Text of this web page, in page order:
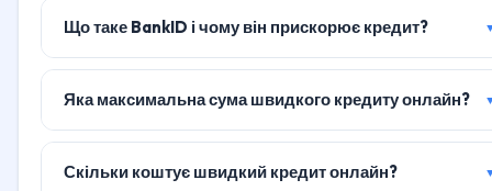
Що таке BankID і чому він прискорює кредит?
Яка максимальна сума швидкого кредиту онлайн?
Скільки коштує швидкий кредит онлайн?